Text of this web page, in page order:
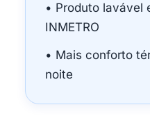
• Produto lavável
INMETRO
• Mais conforto
noite